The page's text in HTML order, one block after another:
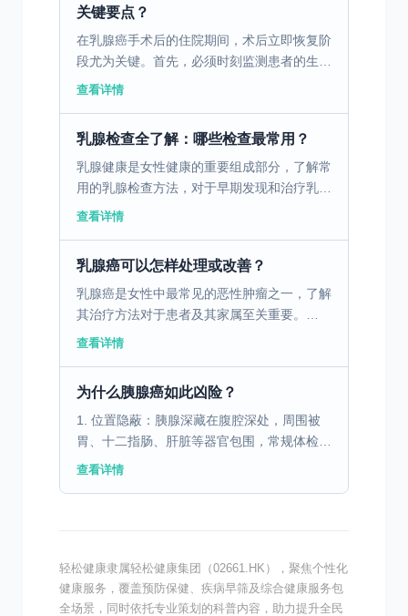
关键要点？
在乳腺癌手术后的住院期间，术后立即恢复阶
段尤为关键。首先，必须时刻监测患者的生命
体征，如血压、体温和心率等，以便及时发现
查看详情
乳腺检查全了解：哪些检查最常用？
乳腺健康是女性健康的重要组成部分，了解常
用的乳腺检查方法，对于早期发现和治疗乳腺
疾病至关重要。 一、乳腺X线摄影技术及其应
查看详情
乳腺癌可以怎样处理或改善？
乳腺癌是女性中最常见的恶性肿瘤之一，了解
其治疗方法对于患者及其家属至关重要。
一、早期乳腺癌的筛查与手术治疗 乳腺癌早
查看详情
为什么胰腺癌如此凶险？
1. 位置隐蔽：胰腺深藏在腹腔深处，周围被
胃、十二指肠、肝脏等器官包围，常规体检
（如B超）容易漏诊。 2. 早期无症状：早期
查看详情
轻松健康隶属轻松健康集团（02661.HK），聚焦个性化
健康服务，覆盖预防保健、疾病早筛及综合健康服务包
全场景，同时依托专业策划的科普内容，助力提升全民